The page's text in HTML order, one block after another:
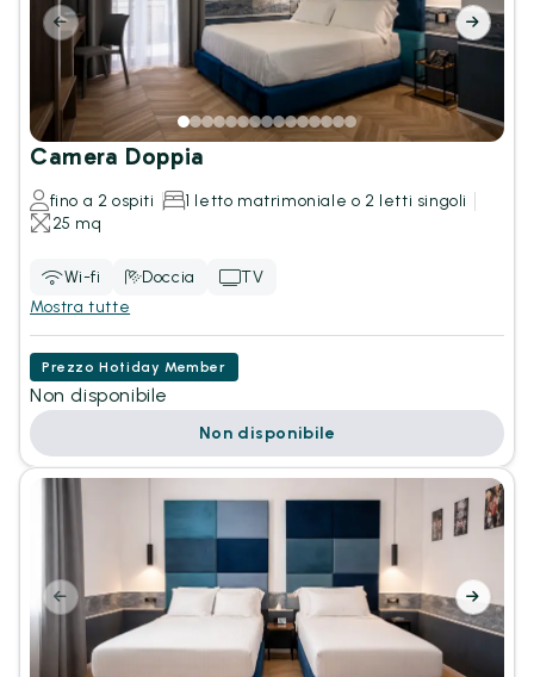
Camera Doppia
fino a 2 ospiti
1 letto matrimoniale o 2 letti singoli
25 mq
Wi-fi Doccia
TV
Mostra tutte
Prezzo Hotiday Member
Non disponibile
Non disponibile